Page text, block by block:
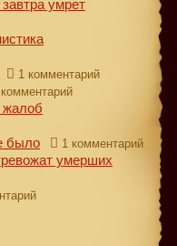
умрет
1 комментарий
было 1 комментарий
умерших